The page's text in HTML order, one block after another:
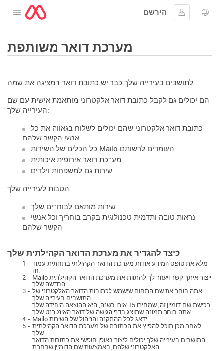
לפתוח את התפריט
הירשם
להתחברשפה
מערכת דואר משותפת
לתושבים בעירייה שלך כבר יש כתובת דואר המציגה את שמה.
הם יכולים גם לקבל כתובת דואר אלקטרוני מותאמת אישית עם שם
העירייה שלך:
כתובת דואר אלקטרוני שהם יכולים לשלוח בגאווה את כל
אנשי הקשר שלהם
כל הכלים של השירות Mailo העומדים לרשותם
מערכת דואר אירופית איכותית
שירות גם למשפחות וילדים
הטבות לעירייה שלך:
שירות מותאם לבוחרים שלך
נראות טובה ותדמית טכנולוגית בקרב בוחריך וכל אנשי
הקשר שלהם
כיצד להגדיר את מערכת הדואר הקהילתית שלך
1 - מלא את טופס המידע אודות מערכת הדואר הקהילתי בתחתית עמוד
זה.
2 - Mailo ייצור איתך קשר ויעזור לך להתוות את מערכת הדואר הקהילתית
החדשה שלך.
3 - אתה בוחר את שם התחום שישמש לכתובות הדואר האלקטרוני של
התושבים בעירייה שלך.
רכישת שם דומיין זה, שמחירו 15 אירו בשנה, היא ההוצאה היחידה שלך.
אתה בוחר תמונה שתוצג בדף הגישה של דואר האינטרנט שלך.
4 -
Mailo ידאג לכל ההתקנה והניהול של השירות.
5 - לאחר מכן תוכל להפיץ את הכתובת של מערכת הדואר הקהילתית
שלך.
התושבים בעירייה שלך יכולים ליצור באופן חופשי את כתובות הדואר
האלקטרוני שלהם, באמצעות שם הדומיין שבחרת.